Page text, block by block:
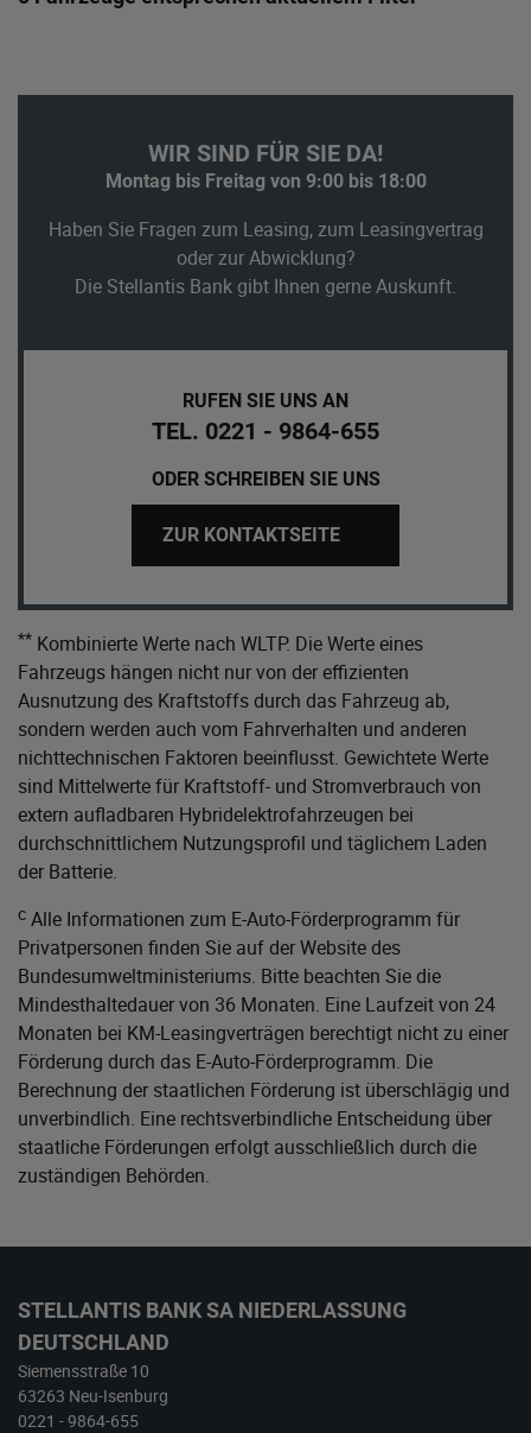
WIR SIND FÜR SIE DA!
Montag bis Freitag von 9:00 bis 18:00
Haben Sie Fragen zum Leasing, zum Leasingvertrag
oder zur Abwicklung?
Die Stellantis Bank gibt Ihnen gerne Auskunft.
RUFEN SIE UNS AN
TEL. 0221 - 9864-655
ODER SCHREIBEN SIE UNS
ZUR KONTAKTSEITE
** Kombinierte Werte nach WLTP. Die Werte eines
Fahrzeugs hängen nicht nur von der effizienten
Ausnutzung des Kraftstoffs durch das Fahrzeug ab,
sondern werden auch vom Fahrverhalten und anderen
nichttechnischen Faktoren beeinflusst. Gewichtete Werte
sind Mittelwerte für Kraftstoff- und Stromverbrauch von
extern aufladbaren Hybridelektrofahrzeugen bei
durchschnittlichem Nutzungsprofil und täglichem Laden
der Batterie.
c Alle Informationen zum E-Auto-Förderprogramm für
Privatpersonen finden Sie auf der Website des
Bundesumweltministeriums. Bitte beachten Sie die
Mindesthaltedauer von 36 Monaten. Eine Laufzeit von 24
Monaten bei KM-Leasingverträgen berechtigt nicht zu einer
Förderung durch das E-Auto-Förderprogramm. Die
Berechnung der staatlichen Förderung ist überschlägig und
unverbindlich. Eine rechtsverbindliche Entscheidung über
staatliche Förderungen erfolgt ausschließlich durch die
zuständigen Behörden.
STELLANTIS BANK SA NIEDERLASSUNG
DEUTSCHLAND
Siemensstraße 10
63263 Neu-Isenburg
0221 - 9864-655